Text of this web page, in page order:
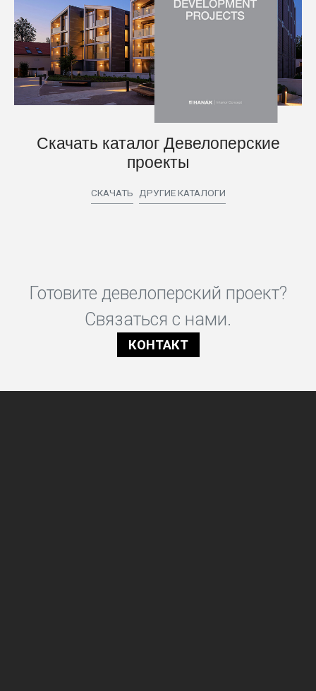
Скачать каталог Девелоперские
проекты
СКАЧАТЬ ДРУГИЕ КАТАЛОГИ
Готовите девелоперский проект?
Связаться с нами.
КОНТАКТ